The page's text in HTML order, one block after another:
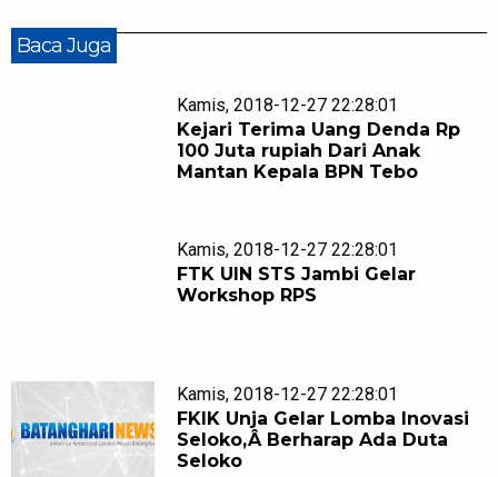
Baca Juga
Kamis, 2018-12-27 22:28:01
Kejari Terima Uang Denda Rp
100 Juta rupiah Dari Anak
Mantan Kepala BPN Tebo
Kamis, 2018-12-27 22:28:01
FTK UIN STS Jambi Gelar
Workshop RPS
Kamis, 2018-12-27 22:28:01
FKIK Unja Gelar Lomba Inovasi
Seloko,Â Berharap Ada Duta
Seloko